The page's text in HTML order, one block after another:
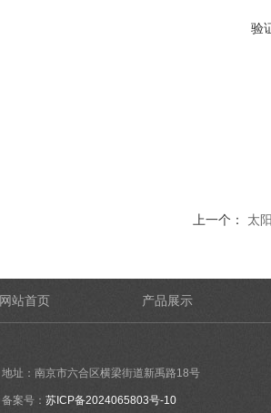
验
上一个： 太
网站首页 产品展示
地址：南京市六合区横梁街道新禹路18号
备案号： 苏ICP备2024065803号-10